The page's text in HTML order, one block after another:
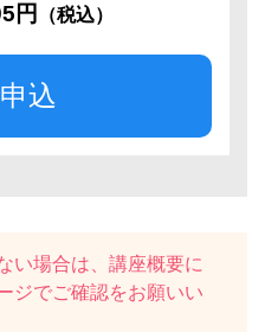
円 （税込）
込
い場合は、講座概要に
ジでご確認をお願いい